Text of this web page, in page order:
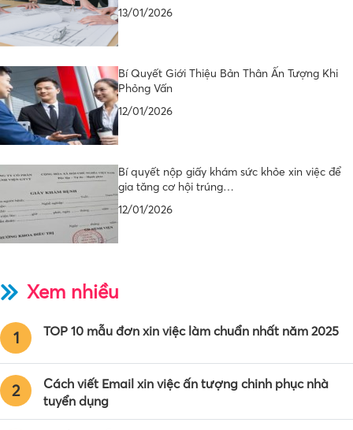
13/01/2026
Bí Quyết Giới Thiệu Bản Thân Ấn Tượng Khi
Phỏng Vấn
12/01/2026
Bí quyết nộp giấy khám sức khỏe xin việc để
gia tăng cơ hội trúng…
12/01/2026
Xem nhiều
1 TOP 10 mẫu đơn xin việc làm chuẩn nhất năm 2025
2
Cách viết Email xin việc ấn tượng chinh phục nhà
tuyển dụng